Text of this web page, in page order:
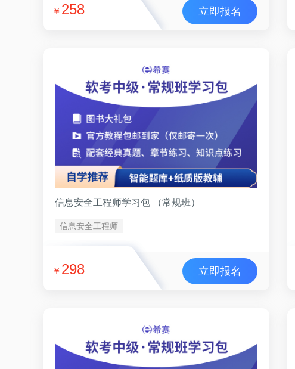
￥ 258 立即报名
信息安全工程师学习包 （常规班）
信息安全工程师
￥ 298 立即报名